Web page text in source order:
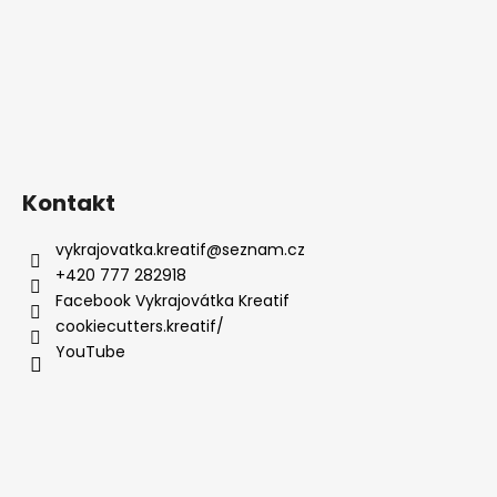
Kontakt
vykrajovatka.kreatif@seznam.cz
+420 777 282918
Facebook Vykrajovátka Kreatif
cookiecutters.kreatif/
YouTube